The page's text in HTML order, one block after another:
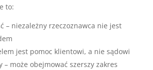
to:
– niezależny rzeczoznawca nie jest
jest pomoc klientowi, a nie sądowi
– może obejmować szerszy zakres